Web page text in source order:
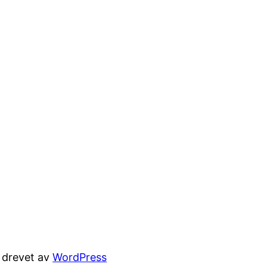
drevet avWordPress